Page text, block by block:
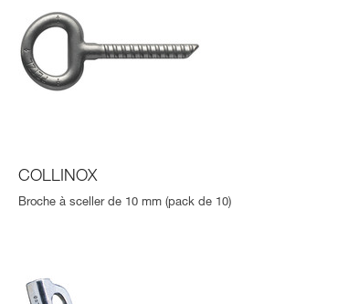
COLLINOX
Broche à sceller de 10 mm (pack de 10)